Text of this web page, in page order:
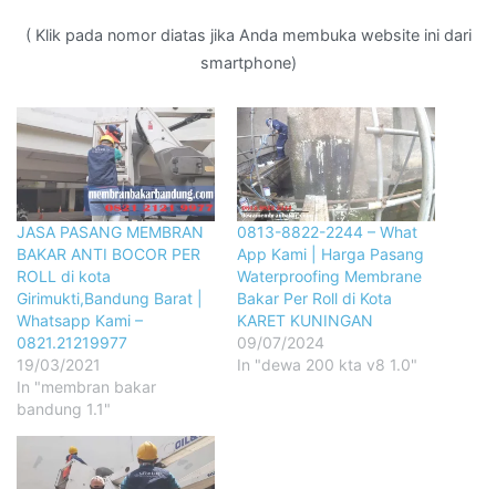
( Klik pada nomor diatas jika Anda membuka website ini dari
smartphone)
JASA PASANG MEMBRAN
BAKAR ANTI BOCOR PER
ROLL di kota
Girimukti,Bandung Barat |
Whatsapp Kami –
0821.21219977
19/03/2021
In "membran bakar
bandung 1.1"
0813-8822-2244 – What
App Kami | Harga Pasang
Waterproofing Membrane
Bakar Per Roll di Kota
KARET KUNINGAN
09/07/2024
In "dewa 200 kta v8 1.0"